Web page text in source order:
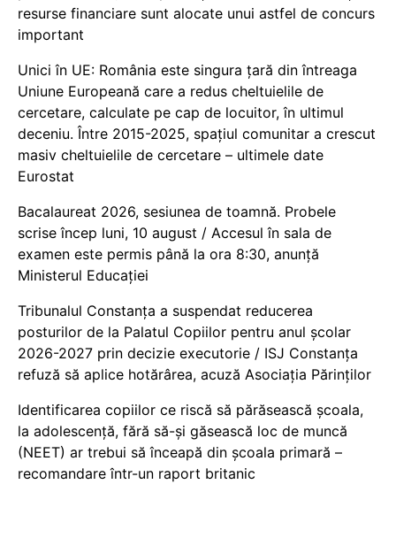
resurse financiare sunt alocate unui astfel de concurs
important
Unici în UE: România este singura țară din întreaga
Uniune Europeană care a redus cheltuielile de
cercetare, calculate pe cap de locuitor, în ultimul
deceniu. Între 2015-2025, spațiul comunitar a crescut
masiv cheltuielile de cercetare – ultimele date
Eurostat
Bacalaureat 2026, sesiunea de toamnă. Probele
scrise încep luni, 10 august / Accesul în sala de
examen este permis până la ora 8:30, anunță
Ministerul Educației
Tribunalul Constanța a suspendat reducerea
posturilor de la Palatul Copiilor pentru anul școlar
2026-2027 prin decizie executorie / ISJ Constanța
refuză să aplice hotărârea, acuză Asociația Părinților
Identificarea copiilor ce riscă să părăsească școala,
la adolescență, fără să-și găsească loc de muncă
(NEET) ar trebui să înceapă din școala primară –
recomandare într-un raport britanic